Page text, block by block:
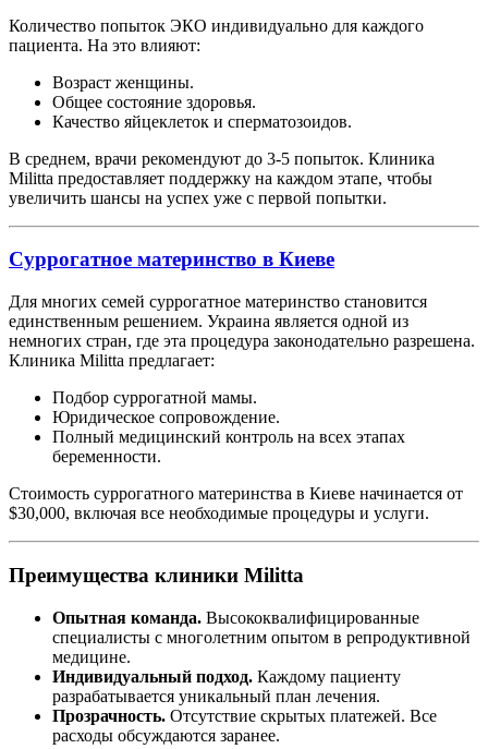
Количество попыток ЭКО индивидуально для каждого
пациента. На это влияют:
Возраст женщины.
Общее состояние здоровья.
Качество яйцеклеток и сперматозоидов.
В среднем, врачи рекомендуют до 3-5 попыток. Клиника
Militta предоставляет поддержку на каждом этапе, чтобы
увеличить шансы на успех уже с первой попытки.
Суррогатное материнство в Киеве
Для многих семей суррогатное материнство становится
единственным решением. Украина является одной из
немногих стран, где эта процедура законодательно разрешена.
Клиника Militta предлагает:
Подбор суррогатной мамы.
Юридическое сопровождение.
Полный медицинский контроль на всех этапах
беременности.
Стоимость суррогатного материнства в Киеве начинается от
$30,000, включая все необходимые процедуры и услуги.
Преимущества клиники Militta
Опытная команда. Высококвалифицированные
специалисты с многолетним опытом в репродуктивной
медицине.
Индивидуальный подход. Каждому пациенту
разрабатывается уникальный план лечения.
Прозрачность. Отсутствие скрытых платежей. Все
расходы обсуждаются заранее.